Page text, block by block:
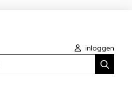
inloggen